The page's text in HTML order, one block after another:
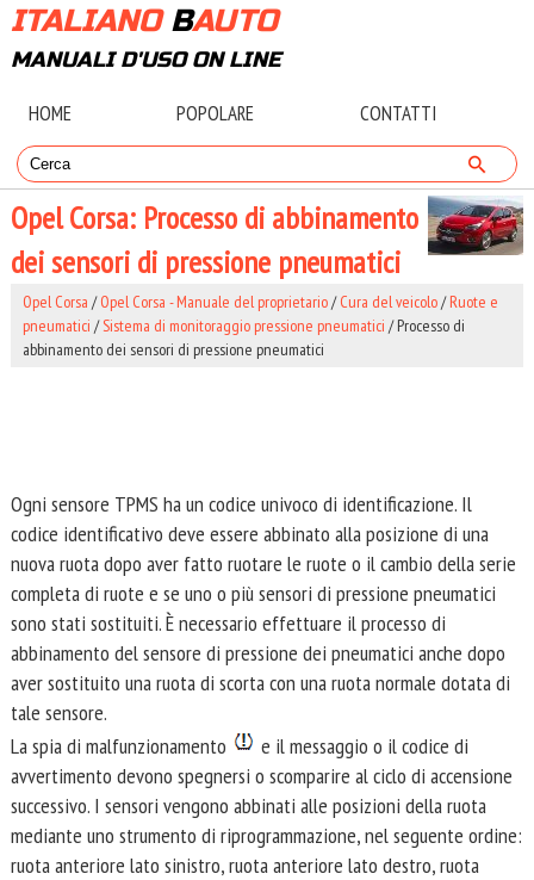
ITALIANOBAUTO
MANUALI D'USO ON LINE
HOME POPOLARE CONTATTI
Opel Corsa: Processo di abbinamento
dei sensori di pressione pneumatici
Opel Corsa /Opel Corsa - Manuale del proprietario/Cura del veicolo/Ruote e
pneumatici /Sistema di monitoraggio pressione pneumatici / Processo di
abbinamento dei sensori di pressione pneumatici
Ogni sensore TPMS ha un codice univoco di identificazione. Il
codice identificativo deve essere abbinato alla posizione di una
nuova ruota dopo aver fatto ruotare le ruote o il cambio della serie
completa di ruote e se uno o più sensori di pressione pneumatici
sono stati sostituiti. È necessario effettuare il processo di
abbinamento del sensore di pressione dei pneumatici anche dopo
aver sostituito una ruota di scorta con una ruota normale dotata di
tale sensore.
La spia di malfunzionamento
e il messaggio o il codice di
avvertimento devono spegnersi o scomparire al ciclo di accensione
successivo. I sensori vengono abbinati alle posizioni della ruota
mediante uno strumento di riprogrammazione, nel seguente ordine:
ruota anteriore lato sinistro, ruota anteriore lato destro, ruota